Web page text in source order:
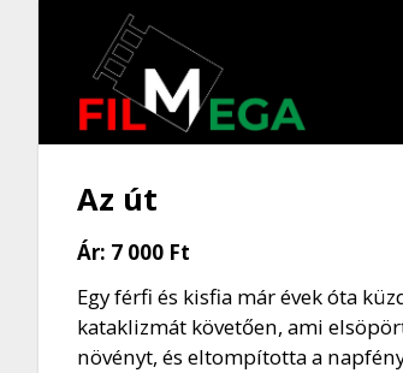
Az út
Ár: 7 000 Ft
Egy férfi és kisfia már évek óta
kataklizmát követően, ami
növényt, és eltompította a